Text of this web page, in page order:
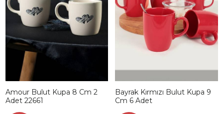
Amour Bulut Kupa 8 Cm 2
Adet 22661
Bayrak Kırmızı Bulut Kupa 9
Cm 6 Adet